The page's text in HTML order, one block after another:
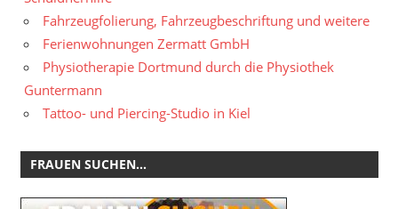
Fahrzeugfolierung, Fahrzeugbeschriftung und weitere
Ferienwohnungen Zermatt GmbH
Physiotherapie Dortmund durch die Physiothek
Guntermann
Tattoo- und Piercing-Studio in Kiel
FRAUEN SUCHEN…